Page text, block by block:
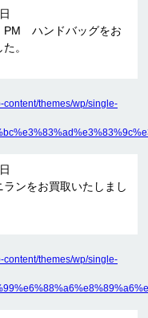
ハンドバッグをお
。
themes/wp/single-
ランをお買取いたしまし
themes/wp/single-